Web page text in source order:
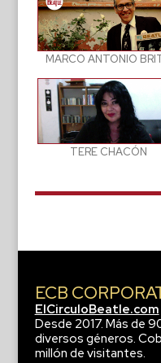
MARCO ANTONIO
TERE CHACÓN
ECB
ElCirculoBeatle.com
Desde 2017. Más de
diversos géneros.
millón de visitantes.